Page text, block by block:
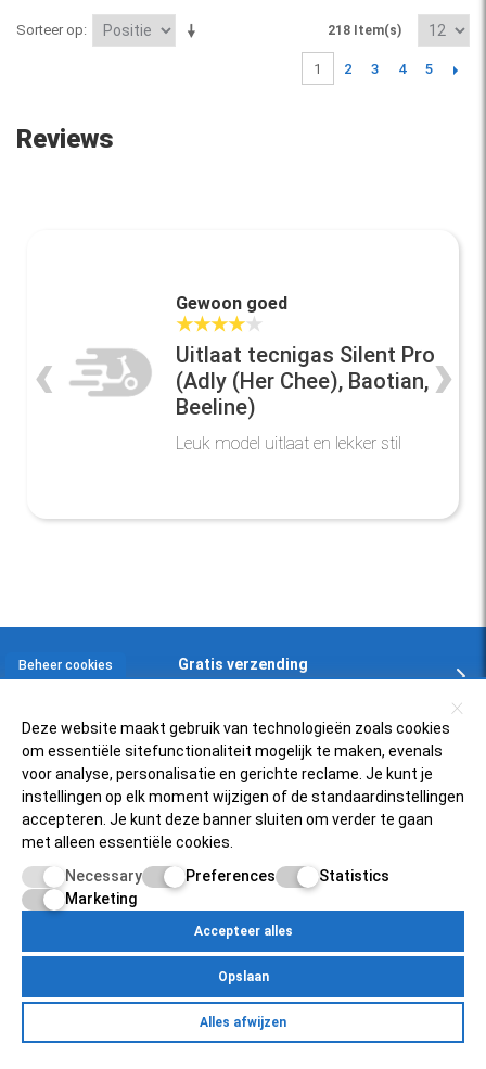
Sorteer op 218 Item(s)
1 2 3 4 5
Reviews
Gewoon goed
★★★★★
Uitlaat tecnigas Silent Pro
(Adly (Her Chee), Baotian,
Beeline)
Leuk model uitlaat en lekker stil
‹ ›
Gratis verzending
Klantenservice
Zelfservice
Retourneren
Inloggen bij account
Betaalmogelijkheden
Populaire scooters
Piaggio Zip 4t
SYM Fiddle 3
Over ons
Status bestelling
Mijnscooteronderdelen.nl
Egersundweg 11E
9723JM Groningen
ZelfserviceOver OnsContactKlantenservicePricacy PolicySite MapMijn account
Beheer cookies
Deze website maakt gebruik van technologieën zoals cookies
om essentiële sitefunctionaliteit mogelijk te maken, evenals
voor analyse, personalisatie en gerichte reclame. Je kunt je
instellingen op elk moment wijzigen of de standaardinstellingen
accepteren. Je kunt deze banner sluiten om verder te gaan
met alleen essentiële cookies.
Necessary
Preferences
Statistics
Marketing
Accepteer alles
Opslaan
Alles afwijzen